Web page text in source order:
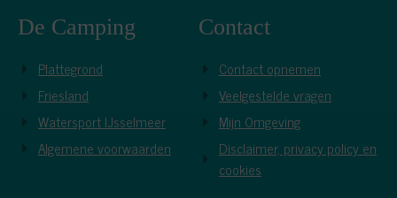
De Camping
Plattegrond
Friesland
Watersport IJsselmeer
Algemene voorwaarden
Contact
Contact opnemen
Veelgestelde vragen
Mijn Omgeving
Disclaimer, privacy policy en
cookies